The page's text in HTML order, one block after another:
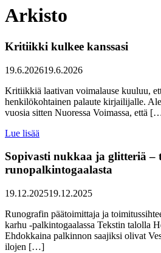
Arkisto
Kritiikki kulkee kanssasi
19.6.202619.6.2026
Kritiikkiä laativan voimalause kuuluu,
henkilökohtainen palaute kirjailijalle.
vuosia sitten Nuoressa Voimassa, että
Lue lisää
Sopivasti nukkaa ja glitteriä –
runopalkintogaalasta
19.12.202519.12.2025
Runografin päätoimittaja ja
karhu -palkintogaalassa Tekstin talolla
Ehdokkaina palkinnon saajiksi olivat
ilojen […]